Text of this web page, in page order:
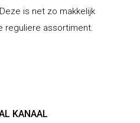
is net zo makkelijk
reguliere assortiment.
KANAAL
Hagro Keukens
E: info@hagrokeukens.nl